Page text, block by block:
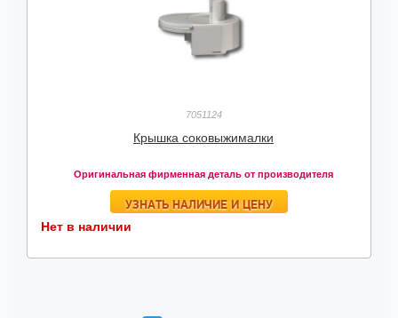
7051124
Крышка соковыжималки
Оригинальная фирменная деталь от производителя
УЗНАТЬ НАЛИЧИЕ И ЦЕНУ
Нет в наличии